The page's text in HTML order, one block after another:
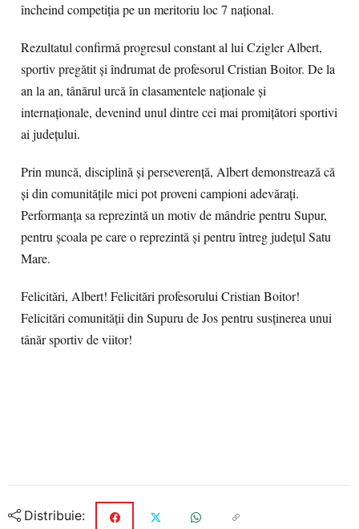
încheind competiția pe un meritoriu loc 7 național.
Rezultatul confirmă progresul constant al lui Czigler Albert,
sportiv pregătit și îndrumat de profesorul Cristian Boitor. De la
an la an, tânărul urcă în clasamentele naționale și
internaționale, devenind unul dintre cei mai promițători sportivi
ai județului.
Prin muncă, disciplină și perseverență, Albert demonstrează că
și din comunitățile mici pot proveni campioni adevărați.
Performanța sa reprezintă un motiv de mândrie pentru Supur,
pentru școala pe care o reprezintă și pentru întreg județul Satu
Mare.
Felicitări, Albert! Felicitări profesorului Cristian Boitor!
Felicitări comunității din Supuru de Jos pentru susținerea unui
tânăr sportiv de viitor!
Distribuie: